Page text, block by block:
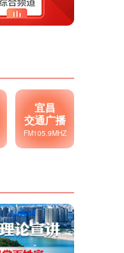
宜昌
交通广播
FM105.9MHZ